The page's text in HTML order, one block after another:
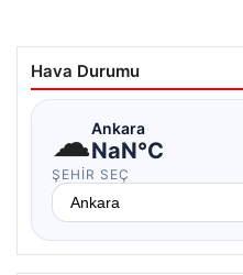
Hava Durumu
☁Ankara
NaN°C
ŞEHIR SEÇ